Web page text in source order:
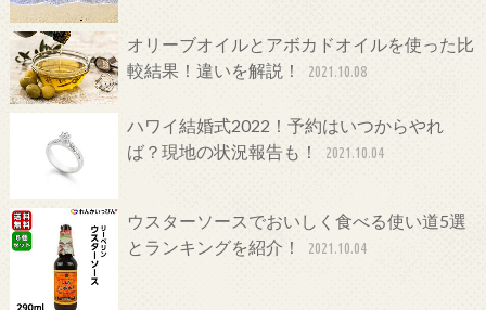
オリーブオイルとアボカドオイルを使った比
較結果！違いを解説！
2021.10.08
ハワイ結婚式2022！予約はいつからやれ
ば？現地の状況報告も！
2021.10.04
ウスターソースでおいしく食べる使い道5選
とランキングを紹介！
2021.10.04